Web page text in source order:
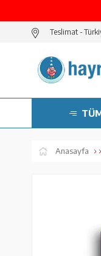
Teslimat -
Anasayfa